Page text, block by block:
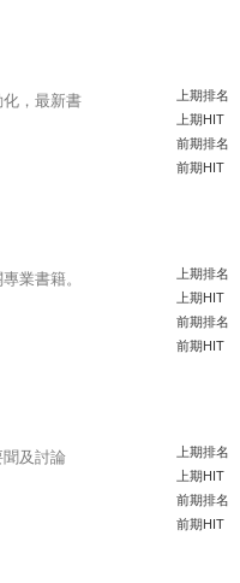
，最新書
上期排名
上期HIT
前期排名
前期HIT
業書籍。
上期排名
上期HIT
前期排名
前期HIT
及討論
上期排名
上期HIT
前期排名
前期HIT